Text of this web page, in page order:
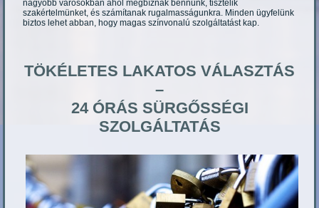
nagyobb városokban ahol megbíznak bennünk, tisztelik
szakértelmünket, és számítanak rugalmasságunkra. Minden ügyfelünk
biztos lehet abban, hogy magas színvonalú szolgáltatást kap.
TÖKÉLETES LAKATOS VÁLASZTÁS
–
24 ÓRÁS SÜRGŐSSÉGI
SZOLGÁLTATÁS